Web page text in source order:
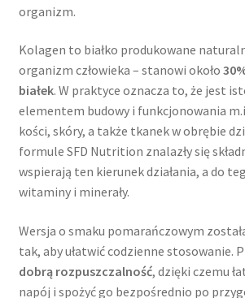
organizm.
Kolagen to białko produkowane
organizm człowieka – stanowi około
białek. W praktyce oznacza to, że jest
elementem budowy i funkcjonowania
kości, skóry, a także tkanek w obrębie
formule SFD Nutrition znalazły się
wspierają ten kierunek działania, a do
witaminy i minerały.
Wersja o smaku pomarańczowym
tak, aby ułatwić codzienne stosowanie.
dobrą rozpuszczalność, dzięki czemu
napój i spożyć go bezpośrednio po